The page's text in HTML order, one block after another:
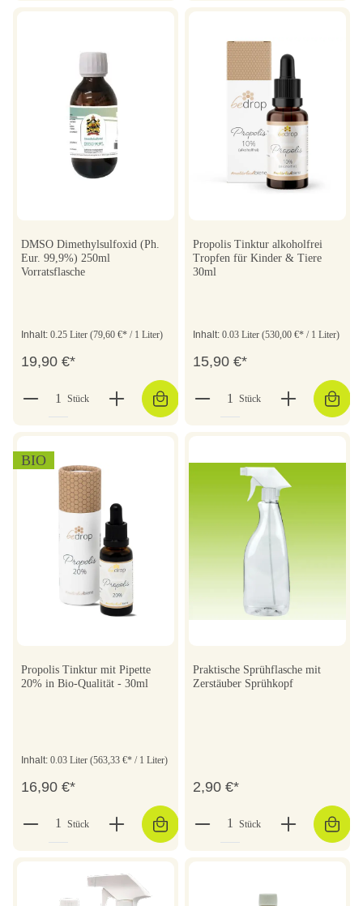
DMSO Dimethylsulfoxid (Ph.
Eur. 99,9%) 250ml
Vorratsflasche
Inhalt: 0.25 Liter (79,60 €* / 1 Liter)
19,90 €*
Stück
Propolis Tinktur alkoholfrei
Tropfen für Kinder & Tiere
30ml
Inhalt: 0.03 Liter (530,00 €* / 1 Liter)
15,90 €*
Stück
BIO
Propolis Tinktur mit Pipette
20% in Bio-Qualität - 30ml
Inhalt: 0.03 Liter (563,33 €* / 1 Liter)
16,90 €*
Stück
Praktische Sprühflasche mit
Zerstäuber Sprühkopf
2,90 €*
Stück